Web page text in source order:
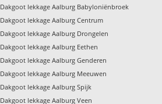
Dakgoot lekkage Aalburg Babyloniënbroek
Dakgoot lekkage Aalburg Centrum
Dakgoot lekkage Aalburg Drongelen
Dakgoot lekkage Aalburg Eethen
Dakgoot lekkage Aalburg Genderen
Dakgoot lekkage Aalburg Meeuwen
Dakgoot lekkage Aalburg Spijk
Dakgoot lekkage Aalburg Veen